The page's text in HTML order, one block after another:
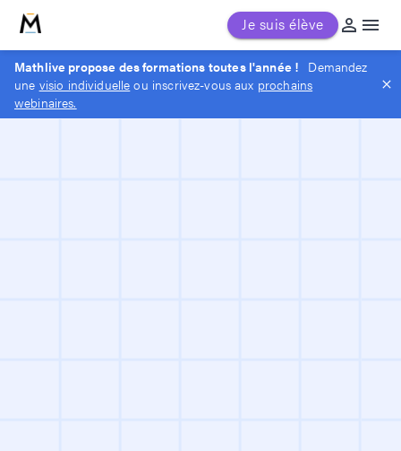
Je suis élève
Mathlive propose des formations toutes l'année ! Demandez
une visio individuelle ou inscrivez-vous aux prochains
webinaires.